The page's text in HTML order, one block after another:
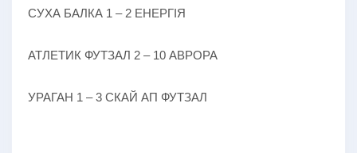
СУХА БАЛКА 1 – 2 ЕНЕРГІЯ
АТЛЕТИК ФУТЗАЛ 2 – 10 АВРОРА
УРАГАН 1 – 3 СКАЙ АП ФУТЗАЛ